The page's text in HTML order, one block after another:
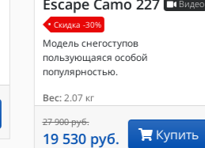
Видео
Скидка -30%
Модель снегоступов
пользующаяся особой
популярностью.
Вес:2.07 кг
27 900 руб.
19 530 руб. Купить